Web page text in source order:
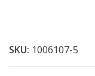
SKU: 1006107-5